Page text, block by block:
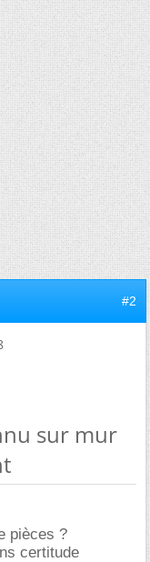
#2
sur mur
pièces ?
certitude